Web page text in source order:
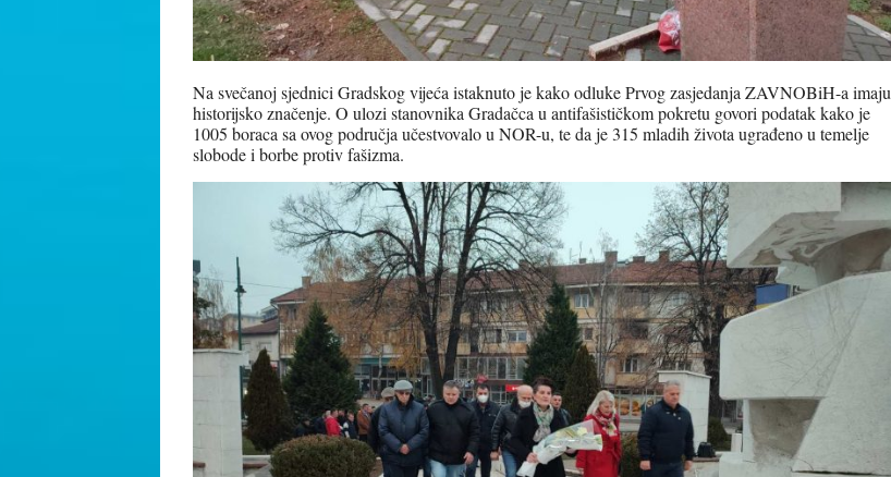
Na svečanoj sjednici Gradskog vijeća istaknuto je kako odluke Prvog zasjedanja ZAVNOBiH-a imaju
historijsko značenje. O ulozi stanovnika Gradačca u antifašističkom pokretu govori podatak kako je
1005 boraca sa ovog područja učestvovalo u NOR-u, te da je 315 mladih života ugrađeno u temelje
slobode i borbe protiv fašizma.